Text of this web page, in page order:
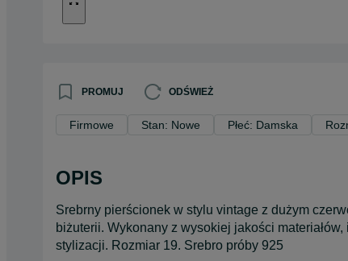
PROMUJ ODŚWIEŻ
Firmowe Stan: Nowe Płeć: Damska
OPIS
Srebrny pierścionek w stylu vintage z dużym
biżuterii. Wykonany z wysokiej jakości
stylizacji. Rozmiar 19. Srebro próby 925